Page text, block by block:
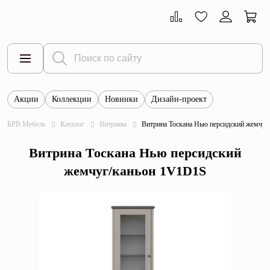
Все товары
Тумбы
Шкафы
Акции Коллекции Новинки Дизайн-проект
БРВ Мебель Каталог Витрины Витрина Тоскана Нью персидский
Витрина Тоскана Нью персидский
жемчуг/каньон 1V1D1S